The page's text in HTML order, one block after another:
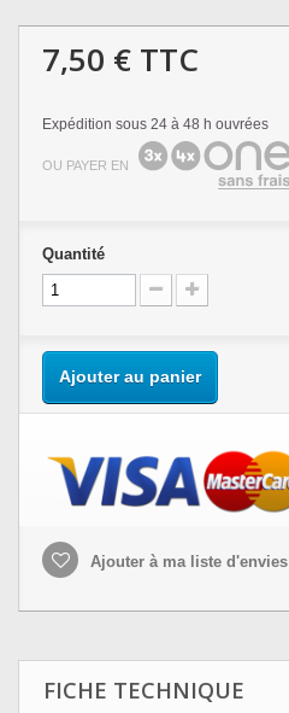
7,50 € TTC
Expédition sous 24 à 48 h ouvrées
OU PAYER EN
Quantité
Ajouter au panier
Ajouter à ma liste d'envies
FICHE TECHNIQUE